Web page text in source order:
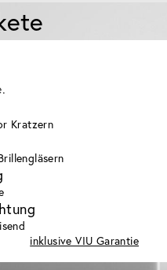
Kratzern
inklusive VIU Garantie